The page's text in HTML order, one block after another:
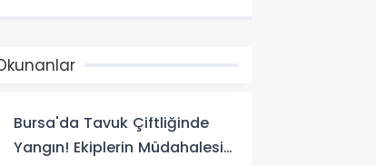
Bursa'da Tavuk Çiftliğinde
Yangın! Ekiplerin Müdahalesi